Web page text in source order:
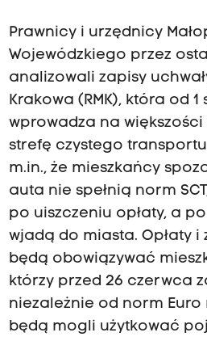
Prawnicy i urzędnicy
Wojewódzkiego przez
analizowali zapisy
Krakowa (RMK), która od 1
wprowadza na
strefę czystego
m.in., że mieszkańcy
auta nie spełnią norm
po uiszczeniu opłaty, a
wjadą do miasta. Opłaty i
będą obowiązywać
którzy przed 26 czerwca
niezależnie od norm Euro
będą mogli użytkować